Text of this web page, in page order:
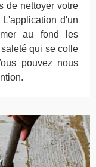
de nettoyer votre
d'un
au fond les
qui se colle
pouvez nous